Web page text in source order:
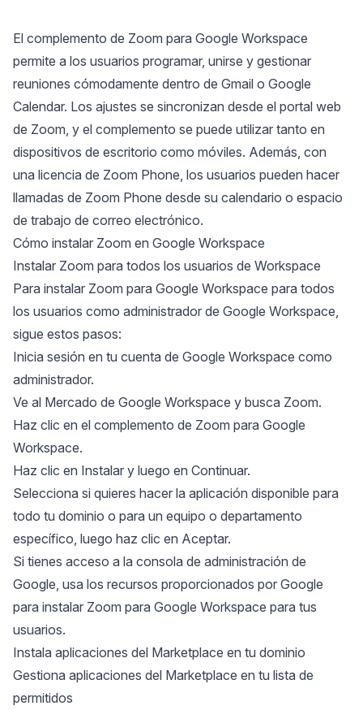
El complemento de Zoom para Google Workspace
permite a los usuarios programar, unirse y gestionar
reuniones cómodamente dentro de Gmail o Google
Calendar. Los ajustes se sincronizan desde el portal web
de Zoom, y el complemento se puede utilizar tanto en
dispositivos de escritorio como móviles. Además, con
una licencia de Zoom Phone, los usuarios pueden hacer
llamadas de Zoom Phone desde su calendario o espacio
de trabajo de correo electrónico.
Cómo instalar Zoom en Google Workspace
Instalar Zoom para todos los usuarios de Workspace
Para instalar Zoom para Google Workspace para todos
los usuarios como administrador de Google Workspace,
sigue estos pasos:
Inicia sesión en tu cuenta de Google Workspace como
administrador.
Ve al Mercado de Google Workspace y busca Zoom.
Haz clic en el complemento de Zoom para Google
Workspace.
Haz clic en Instalar y luego en Continuar.
Selecciona si quieres hacer la aplicación disponible para
todo tu dominio o para un equipo o departamento
específico, luego haz clic en Aceptar.
Si tienes acceso a la consola de administración de
Google, usa los recursos proporcionados por Google
para instalar Zoom para Google Workspace para tus
usuarios.
Instala aplicaciones del Marketplace en tu dominio
Gestiona aplicaciones del Marketplace en tu lista de
permitidos